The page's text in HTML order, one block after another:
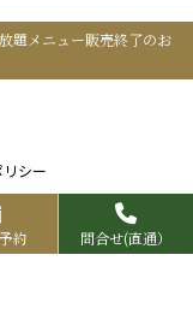
題メニュー販売終了のお
シー
Reserved.
約 問合せ(直通）